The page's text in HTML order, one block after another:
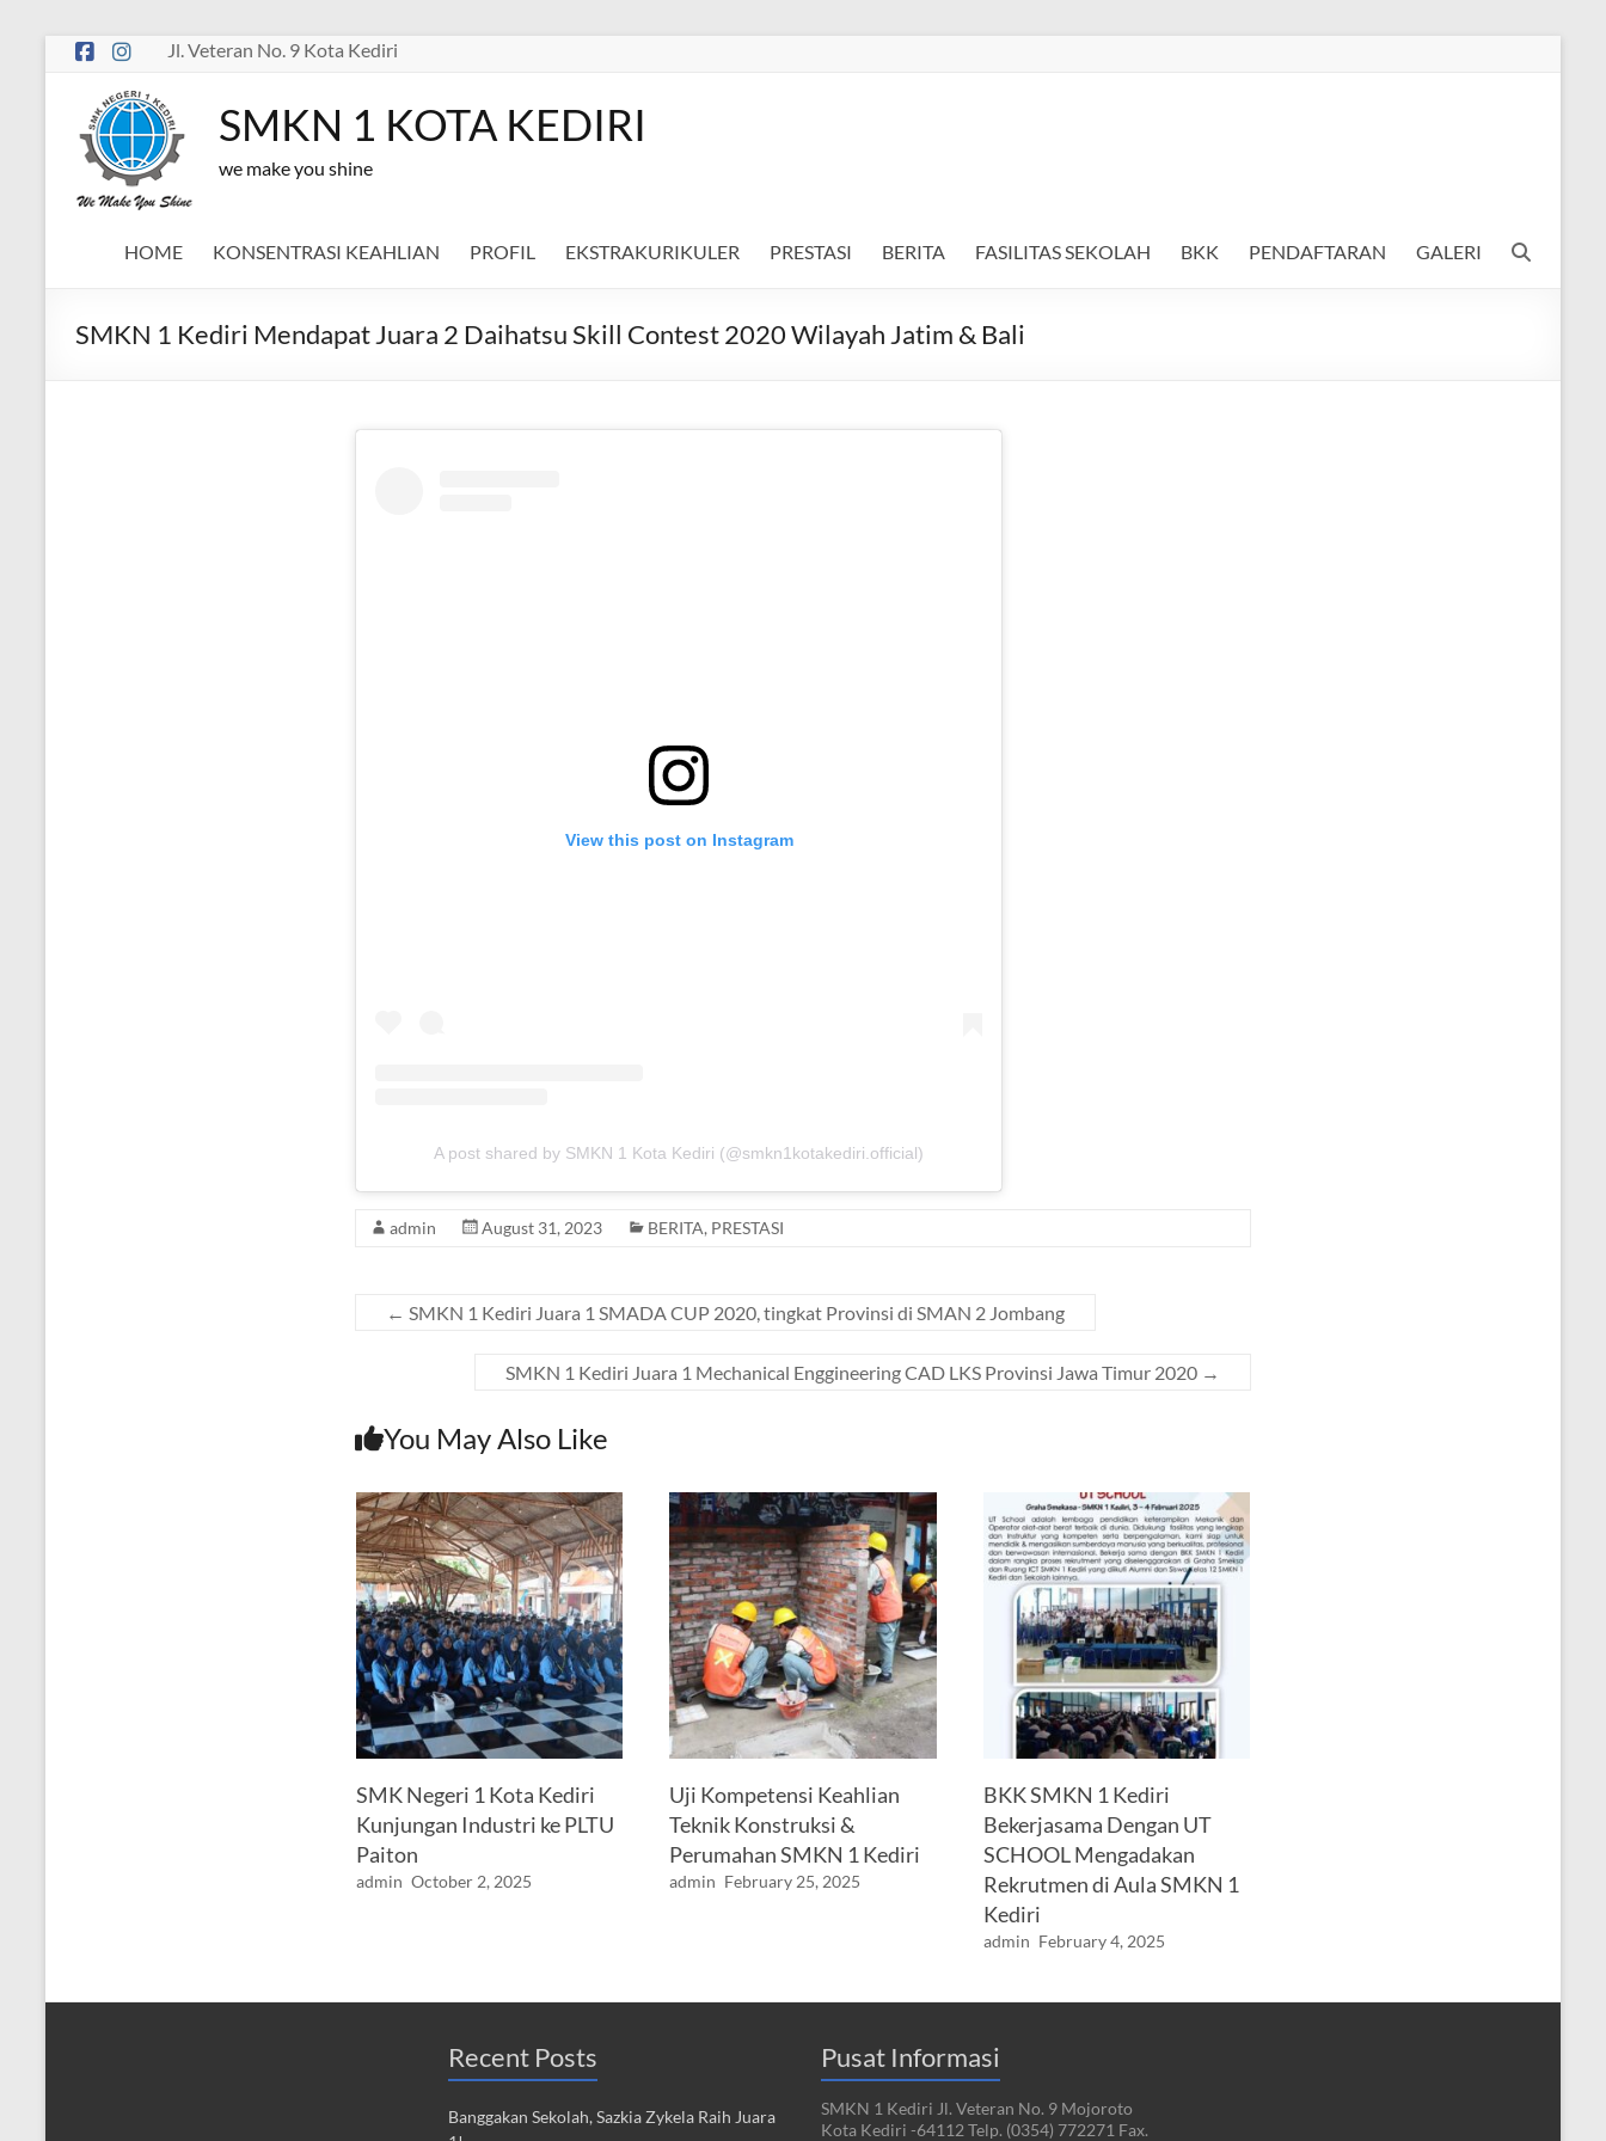
Skip
content
Jl. Veteran No. 9 Kota Kediri
SMKN 1 KOTA KEDIRI
we make you shine
HOME KONSENTRASI KEAHLIAN PROFIL EKSTRAKURIKULER PRESTASI BERITA FASILITAS SEKOLAH BKK PENDAFTARAN GALERI
SMKN 1 Kediri Mendapat Juara 2 Daihatsu Skill Contest 2020 Wilayah Jatim & Bali
View this post on Instagram
A post shared by SMKN 1 Kota Kediri (@smkn1kotakediri.official)
admin August 31, 2023 BERITA, PRESTASI
← SMKN 1 Kediri Juara 1 SMADA CUP 2020, tingkat Provinsi di SMAN 2 Jombang
SMKN 1 Kediri Juara 1 Mechanical Enggineering CAD LKS Provinsi Jawa Timur 2020 →
You May Also Like
SMK Negeri 1 Kota Kediri
Kunjungan Industri ke PLTU
Paiton
admin October 2, 2025
Uji Kompetensi Keahlian
Teknik Konstruksi &
Perumahan SMKN 1 Kediri
admin February 25, 2025
BKK SMKN 1 Kediri
Bekerjasama Dengan UT
SCHOOL Mengadakan
Rekrutmen di Aula SMKN 1
Kediri
admin February 4, 2025
Recent Posts
Banggakan Sekolah, Sazkia Zykela Raih Juara
Pusat Informasi
SMKN 1 Kediri Jl. Veteran No. 9 Mojoroto
Kota Kediri -64112 Telp. (0354) 772271 Fax.